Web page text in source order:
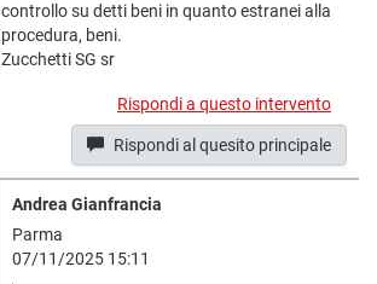
controllo su detti beni in quanto estranei alla
procedura, beni.
Zucchetti SG sr
Rispondi a questo intervento
Rispondi al quesito principale
Andrea Gianfrancia
Parma
07/11/2025 15:11